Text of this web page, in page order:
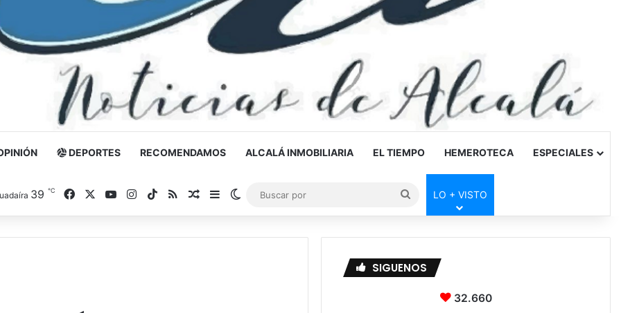
DEPORTES RECOMENDAMOS ALCALÁ INMOBILIARIA EL TIEMPO HEMEROTECA ESPECIALES
39 ℃ FacebookYouTubeInstagram
TikTokRSSNoticia al azar
Barra lateral
Switch skin
Buscar
por
LO + VISTO
SIGUENOS
32.660